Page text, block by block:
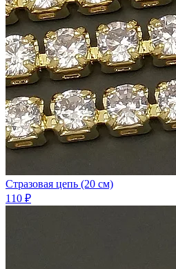
Стразовая цепь (20 см)
110 ₽